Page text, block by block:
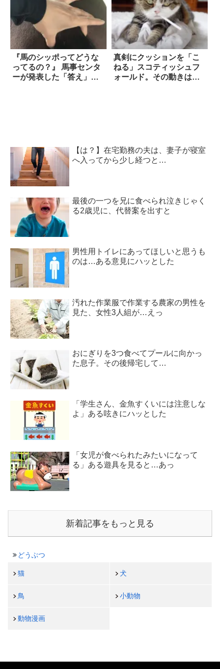
『馬のシッポってどうな
ってるの？』 馬事センタ
ーが発表した「答え」が
真剣にクッションを「こ
ねる」スコティッシュフ
ォールド。その動きは…
【は？】在宅勤務の夫は、妻子が寝室
へ入ってから少し経つと…
最後の一つを兄に食べられ泣きじゃく
る2歳児に、代替案を出すと
男性用トイレにあってほしいと思うも
のは…ある意見にハッとした
汚れた作業服で作業する農家の男性を
見た、女性3人組が…えっ
おにぎりを3つ食べてプールに向かっ
た息子。その後帰宅して…
「学生さん、金魚すくいには注意しな
よ」ある呟きにハッとした
「女児が食べられたみたいになって
る」ある遊具を見ると…あっ
新着記事をもっと見る
どうぶつ
猫 犬
鳥 小動物
動物漫画